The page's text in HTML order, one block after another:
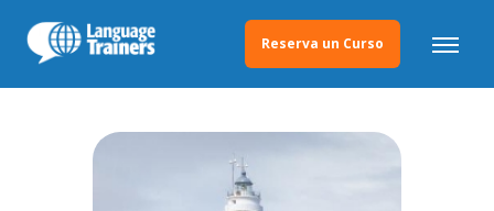
Reserva un Curso